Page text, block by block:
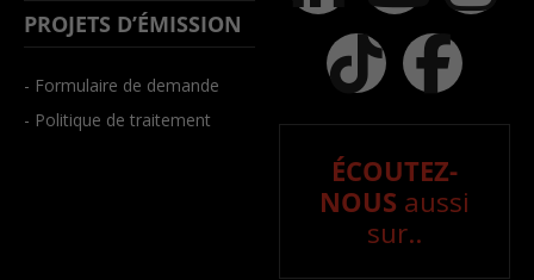
PROJETS D’ÉMISSION
- Formulaire de demande
- Politique de traitement
ÉCOUTEZ-
NOUS aussi
sur..